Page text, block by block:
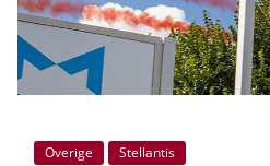
Overige Stellantis